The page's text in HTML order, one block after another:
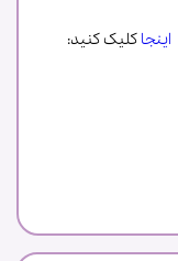
اینجا کلیک کنید: